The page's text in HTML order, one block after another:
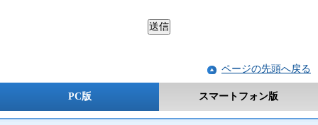
ページの先頭へ戻る
PC版 スマートフォン版